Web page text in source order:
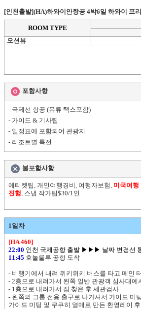
[인천출발](HA)하와이안항공 4박6일 하와이 프
ROOM TYPE
오션뷰
포함사항
- 국제선 항공 (유류 택스포함)
- 가이드 & 기사팁
- 일정표에 포함되어 관광지
- 리조트별 특전
불포함사항
에티켓팁, 개인여행경비, 여행자보험, 미국여행
진행, 스냅 작가팁$30/1인
1일차
[HA 460]
22:00 인천 국제공항 출발 ▶▶▶ 날짜 변경선
11:45 호놀룰루 공항 도착
- 비행기에서 내려 위키위키 버스를 타고 메인
- 2층으로 내려가서 왼쪽 일반 관광객 심사대에
- 1층으로 내려가서 짐 찾은 후 세관검사
- 왼쪽의 그룹 전용 출구로 나가셔서 가이드 미
가이드 미팅 및 쿠쿠히 열매로 만든 환영레이